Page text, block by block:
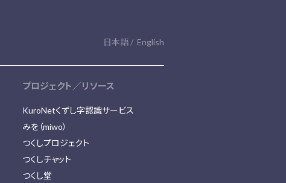
日本語 English
プロジェクト／リソース
KuroNetくずし字認識サービス
みを（miwo）
つくしプロジェクト
つくしチャット
つくし堂